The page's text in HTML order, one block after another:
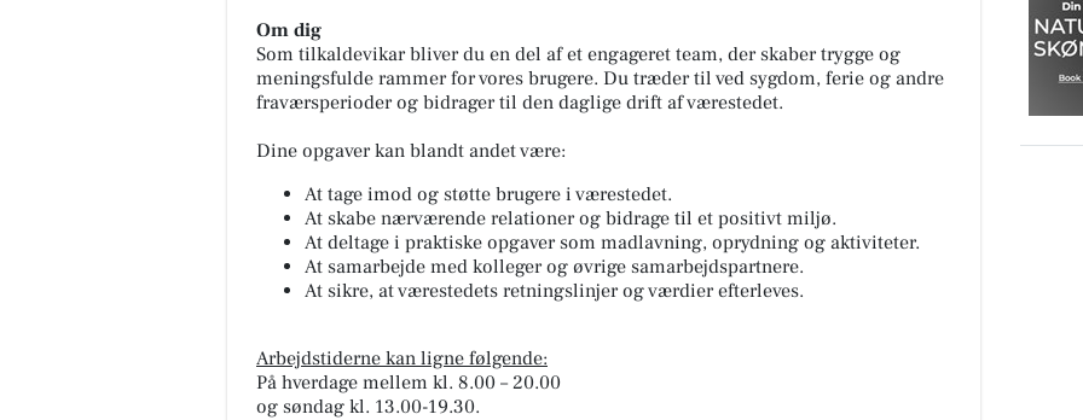
Om dig
Som tilkaldevikar bliver du en del af et engageret team, der skaber trygge og
meningsfulde rammer for vores brugere. Du træder til ved sygdom, ferie og andre
fraværsperioder og bidrager til den daglige drift af værestedet.
Dine opgaver kan blandt andet være:
At tage imod og støtte brugere i værestedet.
At skabe nærværende relationer og bidrage til et positivt miljø.
At deltage i praktiske opgaver som madlavning, oprydning og aktiviteter.
At samarbejde med kolleger og øvrige samarbejdspartnere.
At sikre, at værestedets retningslinjer og værdier efterleves.
Arbejdstiderne kan ligne følgende:
På hverdage mellem kl. 8.00 – 20.00
og søndag kl. 13.00-19.30.